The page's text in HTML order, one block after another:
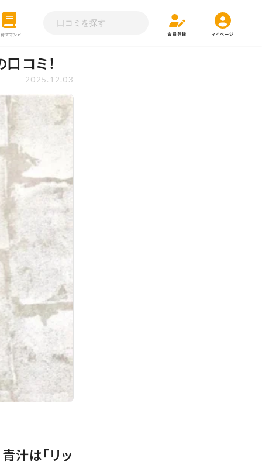
てマンガ 会員登録 マイページ
コミ！
2025.12.03
汁は「リッ